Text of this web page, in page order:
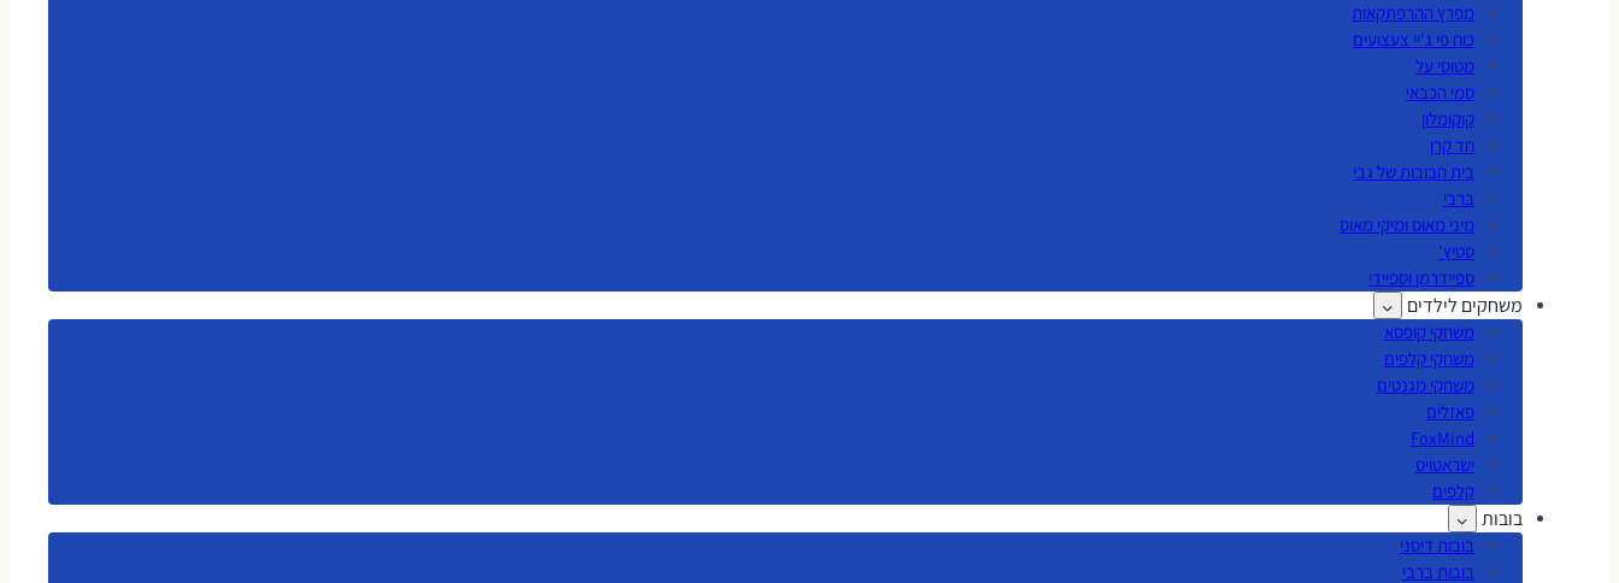
מפרץ ההרפתקאות
כוח פי ג'יי צעצועים
מטוסי על
סמי הכבאי
קוקומלון
חד קרן
בית הבובות של גבי
ברבי
מיני מאוס ומיקי מאוס
סטיץ'
ספיידרמן וספיידי
משחקים לילדים
משחקי קופסא
משחקי קלפים
משחקי מגנטים
פאזלים
FoxMind
ישראטויס
קלפים
בובות
בובות דיסני
בובות ברבי